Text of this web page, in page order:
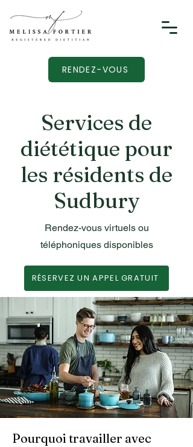
RENDEZ-VOUS
Services de
diététique pour
les résidents de
Sudbury
Rendez-vous virtuels ou
téléphoniques disponibles
RÉSERVEZ UN APPEL GRATUIT
Pourquoi travailler avec